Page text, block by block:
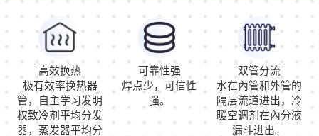
高效换热
极有效率换热器
管，自主学习发明
权致冷剂平均分发
器，蒸发器平均分
可靠性强
焊点少，可信性
强。
双管分流
水在內管和外管的
隔层流道进出，冷
暖空调剂在內分液
漏斗进出。